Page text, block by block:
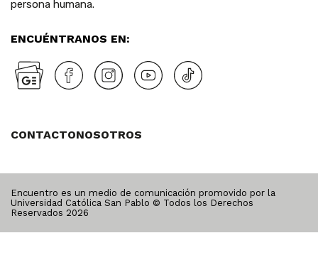
persona humana.
ENCUÉNTRANOS EN:
CONTACTONOSOTROS
Encuentro es un medio de comunicación promovido por la
Universidad Católica San Pablo © Todos los Derechos
Reservados 2026